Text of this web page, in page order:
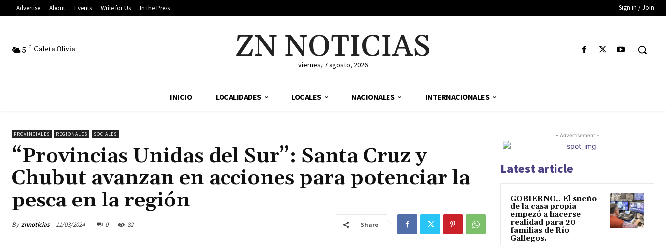
Advertise About Events Write for Us In the Press Sign in / Join
5 C Caleta Olivia ZN NOTICIAS
viernes, 7 agosto, 2026
INICIO LOCALIDADES LOCALES NACIONALES INTERNACIONALES
PROVINCIALES REGIONALES SOCIALES
“Provincias Unidas del Sur”: Santa Cruz y
Chubut avanzan en acciones para potenciar la
pesca en la región
By znnoticias 11/03/2024 0 82 Share
- Advertisement -
Latest article
GOBIERNO.. El sueño
de la casa propia
empezó a hacerse
realidad para 20
familias de Río
Gallegos.